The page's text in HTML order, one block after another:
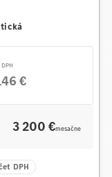
€
3 200 €mesačne
DPH